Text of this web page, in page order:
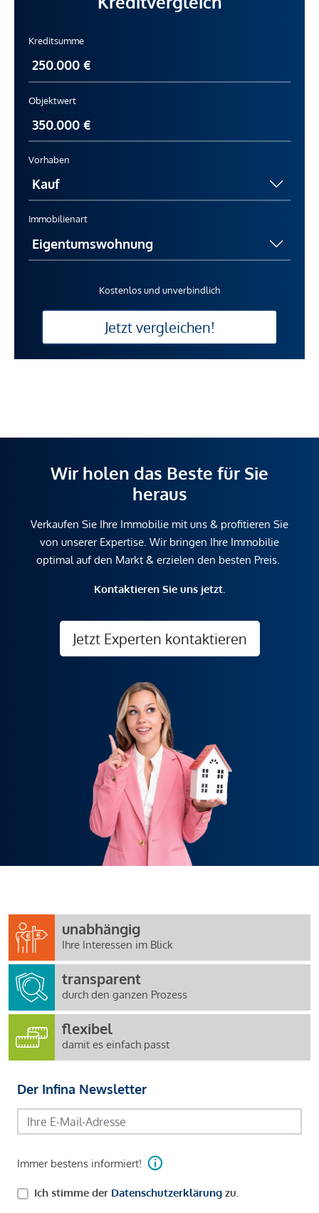
Kreditsumme
Objektwert
Vorhaben
Immobilienart
Kostenlos und unverbindlich
Jetzt vergleichen!
Wir holen das Beste für Sie
heraus
Verkaufen Sie Ihre Immobilie mit uns & profitieren Sie
von unserer Expertise. Wir bringen Ihre Immobilie
optimal auf den Markt & erzielen den besten Preis.
Kontaktieren Sie uns jetzt.
Jetzt Experten kontaktieren
unabhängig
Ihre Interessen im Blick
transparent
durch den ganzen Prozess
flexibel
damit es einfach passt
Der Infina Newsletter
Immer bestens informiert!
Ich stimme der Datenschutzerklärung zu.